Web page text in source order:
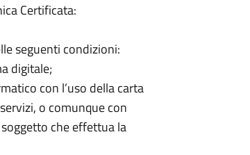
Certificata:
seguenti condizioni:
digitale;
con l’uso della carta
o comunque con
che effettua la